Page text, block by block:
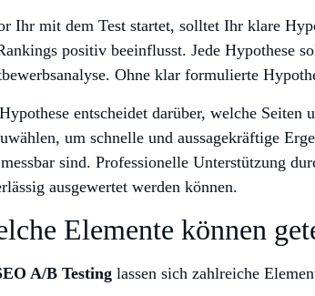
Ihr mit dem Test startet, solltet Ihr klare
positiv beeinflusst. Jede Hypothese
Ohne klar formulierte
entscheidet darüber, welche
um schnelle und aussagekräftige
sind. Professionelle Unterstützung
ausgewertet werden können.
Elemente können
A/B Testing lassen sich zahlreiche